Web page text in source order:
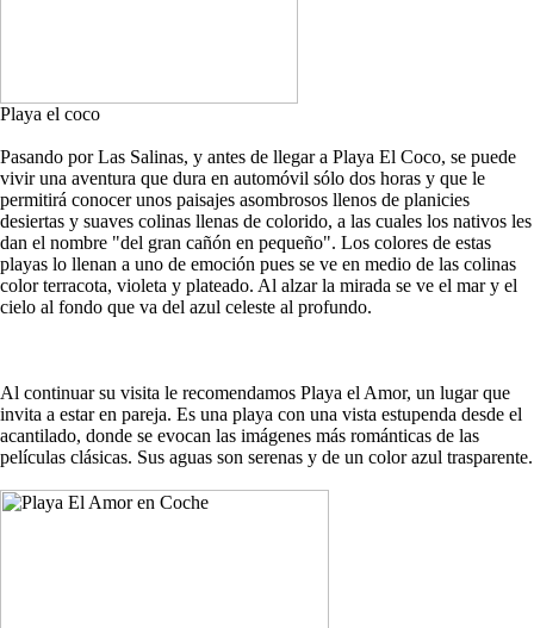
Playa el coco
Pasando por Las Salinas, y antes de llegar a Playa El Coco, se puede
vivir una aventura que dura en automóvil sólo dos horas y que le
permitirá conocer unos paisajes asombrosos llenos de planicies
desiertas y suaves colinas llenas de colorido, a las cuales los nativos les
dan el nombre "del gran cañón en pequeño". Los colores de estas
playas lo llenan a uno de emoción pues se ve en medio de las colinas
color terracota, violeta y plateado. Al alzar la mirada se ve el mar y el
cielo al fondo que va del azul celeste al profundo.
Al continuar su visita le recomendamos Playa el Amor, un lugar que
invita a estar en pareja. Es una playa con una vista estupenda desde el
acantilado, donde se evocan las imágenes más románticas de las
películas clásicas. Sus aguas son serenas y de un color azul trasparente.